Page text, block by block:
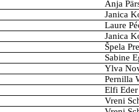
Anja
Janica
Laure
Janica
Špela
Sabine
Ylva
Pernilla
Elfi Eder
Vreni